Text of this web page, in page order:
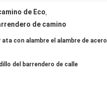
de Eco,
de camino
con alambre el alambre de acero
del barrendero de calle